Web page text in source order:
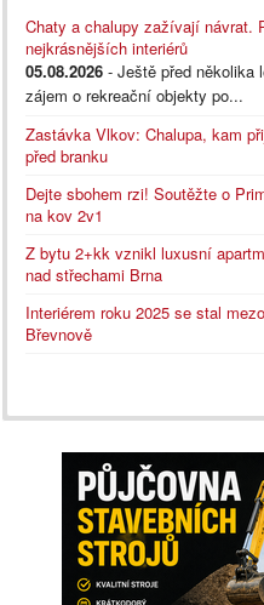
Chaty a chalupy zažívají návrat.
nejkrásnějších interiérů
05.08.2026 - Ještě před několika
zájem o rekreační objekty po...
Zastávka Vlkov: Chalupa, kam
před branku
Dejte sbohem rzi! Soutěžte o
na kov 2v1
Z bytu 2+kk vznikl luxusní
nad střechami Brna
Interiérem roku 2025 se stal
Břevnově